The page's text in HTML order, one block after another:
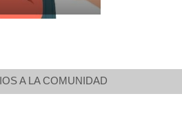
A LA COMUNIDAD